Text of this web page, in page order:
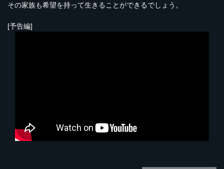
その家族も希望を持って生きることができるでしょう。
[予告編]